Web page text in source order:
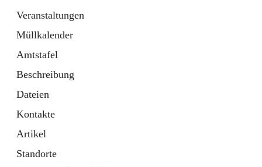
Veranstaltungen
Müllkalender
Amtstafel
Beschreibung
Dateien
Kontakte
Artikel
Standorte
Tab